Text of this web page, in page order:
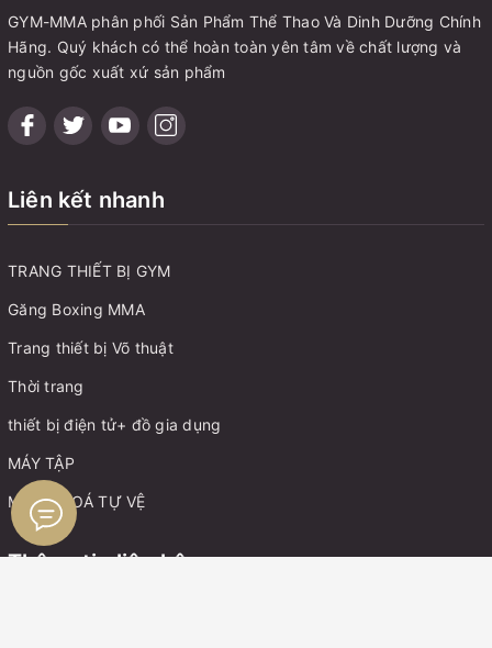
GYM-MMA phân phối Sản Phẩm Thể Thao Và Dinh Dưỡng Chính
Hãng. Quý khách có thể hoàn toàn yên tâm về chất lượng và
nguồn gốc xuất xứ sản phẩm
Liên kết nhanh
TRANG THIẾT BỊ GYM
Găng Boxing MMA
Trang thiết bị Võ thuật
Thời trang
thiết bị điện tử+ đồ gia dụng
MÁY TẬP
MÓC KHOÁ TỰ VỆ
Thông tin liên hệ